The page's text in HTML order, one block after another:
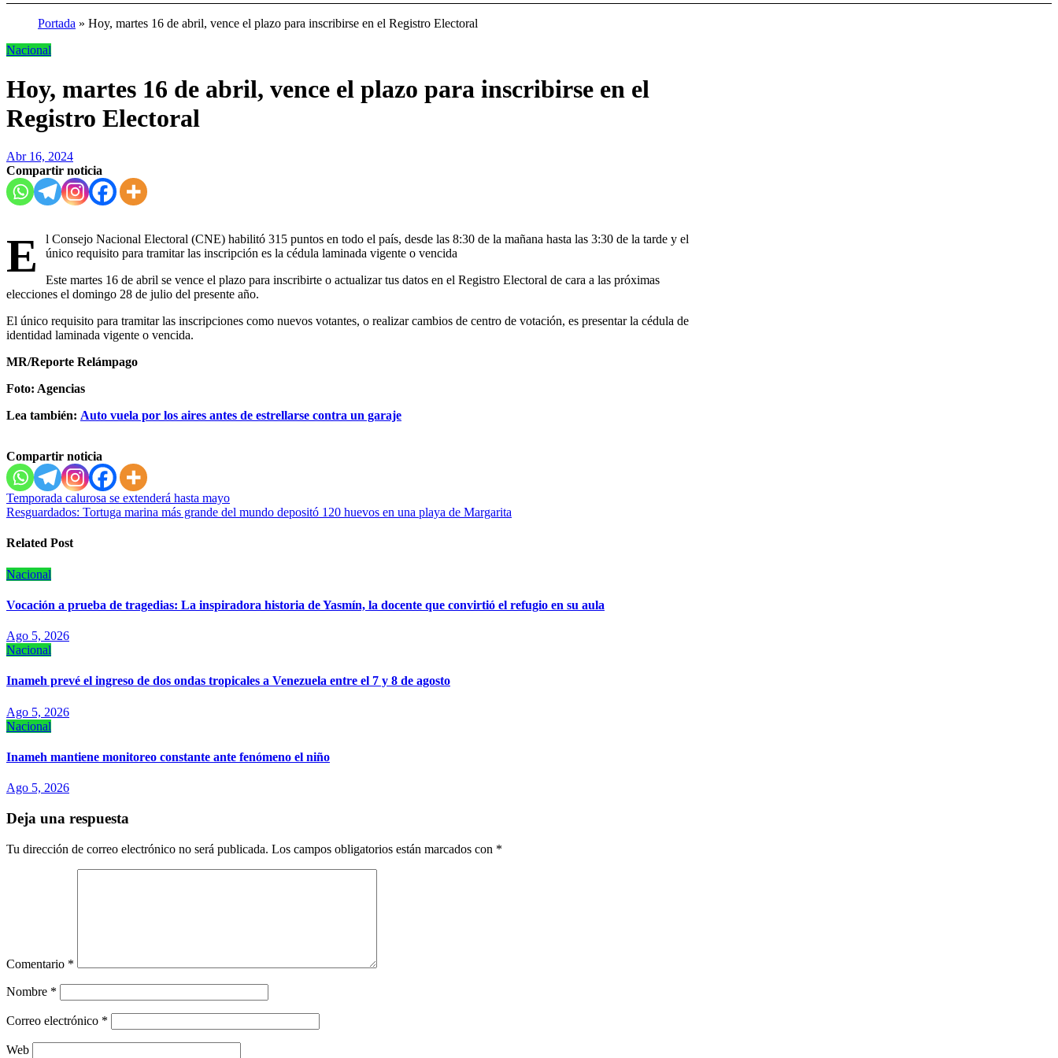
Portada » Hoy, martes 16 de abril, vence el plazo para inscribirse en el Registro Electoral
Nacional
Hoy, martes 16 de abril, vence el plazo para inscribirse en el
Registro Electoral
Abr 16, 2024
Compartir noticia
E
l Consejo Nacional Electoral (CNE) habilitó 315 puntos en todo el país, desde las 8:30 de la mañana hasta las 3:30 de la tarde y el
único requisito para tramitar las inscripción es la cédula laminada vigente o vencida
Este martes 16 de abril se vence el plazo para inscribirte o actualizar tus datos en el Registro Electoral de cara a las próximas
elecciones el domingo 28 de julio del presente año.
El único requisito para tramitar las inscripciones como nuevos votantes, o realizar cambios de centro de votación, es presentar la cédula de
identidad laminada vigente o vencida.
MR/Reporte Relámpago
Foto: Agencias
Lea también: Auto vuela por los aires antes de estrellarse contra un garaje
Compartir noticia
Navegación
de
entradas
Temporada calurosa se extenderá hasta mayo
Resguardados: Tortuga marina más grande del mundo depositó 120 huevos en una playa de Margarita
Related Post
Nacional
Vocación a prueba de tragedias: La inspiradora historia de Yasmín, la docente que convirtió el refugio en su aula
Ago 5, 2026
Nacional
Inameh prevé el ingreso de dos ondas tropicales a Venezuela entre el 7 y 8 de agosto
Ago 5, 2026
Nacional
Inameh mantiene monitoreo constante ante fenómeno el niño
Ago 5, 2026
Deja una respuesta
Tu dirección de correo electrónico no será publicada. Los campos obligatorios están marcados con *
Comentario *
Nombre *
Correo electrónico *
Web